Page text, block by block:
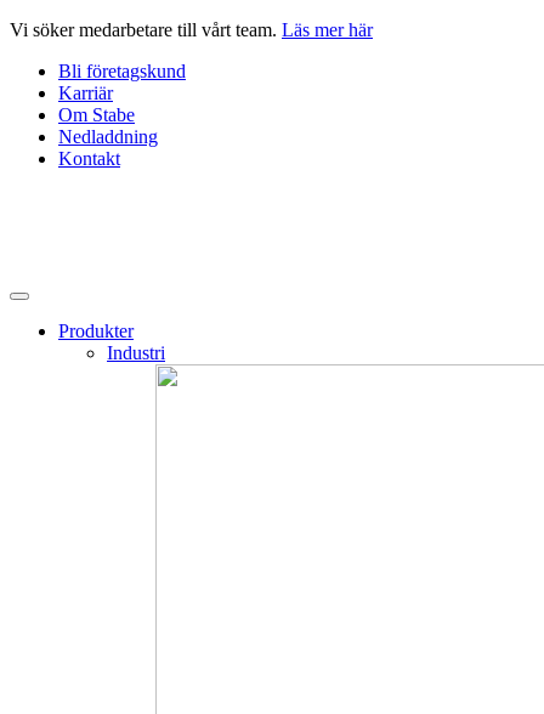
Hoppa
innehåll
Vi söker medarbetare till vårt team. Läs mer här
Bli företagskund
Karriär
Om Stabe
Nedladdning
Kontakt
Produkter
Industri